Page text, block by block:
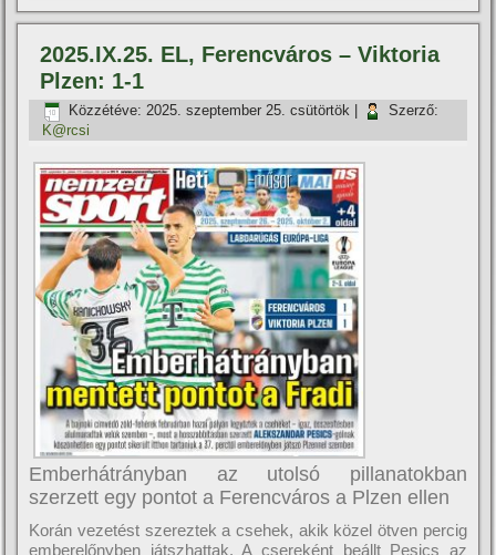
2025.IX.25. EL, Ferencváros – Viktoria
Plzen: 1-1
Közzétéve: 2025. szeptember 25. csütörtök
Szerző:
K@rcsi
Emberhátrányban az utolsó pillanatokban
szerzett egy pontot a Ferencváros a Plzen ellen
Korán vezetést szereztek a csehek, akik közel ötven percig
emberelőnyben játszhattak. A csereként beállt Pesics az